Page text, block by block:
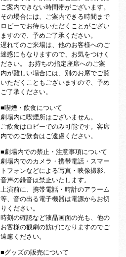
ご案内できない時間帯がございます。
その場合には、ご案内できる時間まで
ロビーでお待ちいただくことがござい
ますので、予めご了承ください。
遅れてのご来場は、他のお客様へのご
迷惑にもなりますので、お気をつけく
ださい。 お持ちの指定座席へのご案
内が難しい場合には、別のお席でご覧
いただくこともございますので、予め
ご了承ください。
■喫煙・飲食について
劇場内に喫煙所はございません。
ご飲食はロビーでのみ可能です。客席
内でのご飲食はご遠慮ください。
■劇場内での禁止・注意事項について
劇場内でのカメラ・携帯電話・スマー
トフォンなどによる写真・映像撮影、
音声の録音は禁止いたします。
上演前に、携帯電話・時計のアラーム
等、音の出る電子機器は電源からお切
りください。
時刻の確認など液晶画面の光も、他の
お客様の観劇の妨げになりますのでご
遠慮ください。
■グッズの販売について